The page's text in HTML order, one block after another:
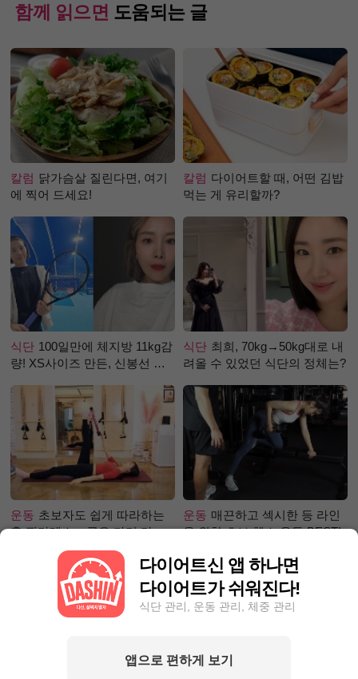
함께 읽으면 도움되는 글
칼럼 닭가슴살 질린다면, 여기
에 찍어 드세요!
칼럼 다이어트할 때, 어떤 김밥
먹는 게 유리할까?
식단 100일만에 체지방 11kg감
량! XS사이즈 만든, 신봉선 식
식단 최희, 70kg→50kg대로 내
려올 수 있었던 식단의 정체는?
운동 초보자도 쉽게 따라하는
홈 필라테스 – 곧은 다리 라인
운동 매끈하고 섹시한 등 라인
을 위한 초보 헬스 운동 BEST!
다이어트신 앱 하나면
다이어트가 쉬워진다!
식단 관리, 운동 관리, 체중 관리
앱으로 편하게 보기